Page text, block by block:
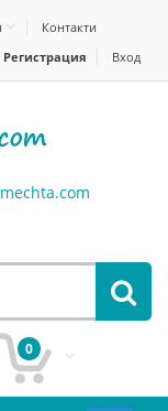
Контакти
Регистрация Вход
0